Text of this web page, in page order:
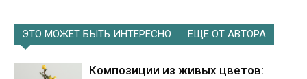
ЭТО МОЖЕТ БЫТЬ ИНТЕРЕСНО ЕЩЕ ОТ АВТОРА
Композиции из живых цветов: